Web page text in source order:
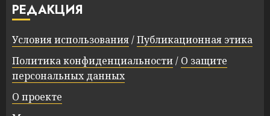
РЕДАКЦИЯ
Условия использования/Публикационная этика
Политика конфиденциальности/ О защите
персональных данных
О проекте